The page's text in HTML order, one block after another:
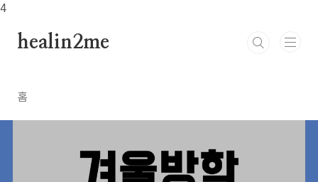
4
본문 바로가기
healin2me
홈